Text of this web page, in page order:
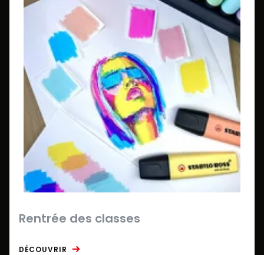
Rentrée des classes
DÉCOUVRIR